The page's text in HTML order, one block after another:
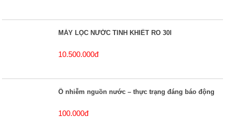
MÁY LỌC NƯỚC TINH KHIẾT RO 30l
10.500.000đ
Ô nhiễm nguồn nước – thực trạng đáng báo động
100.000đ